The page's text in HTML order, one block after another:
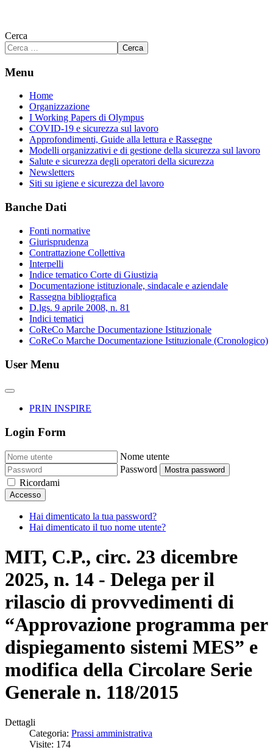
Cerca
Cerca
Menu
Home
Organizzazione
I Working Papers di Olympus
COVID-19 e sicurezza sul lavoro
Approfondimenti, Guide alla lettura e Rassegne
Modelli organizzativi e di gestione della sicurezza sul lavoro
Salute e sicurezza degli operatori della sicurezza
Newsletters
Siti su igiene e sicurezza del lavoro
Banche Dati
Fonti normative
Giurisprudenza
Contrattazione Collettiva
Interpelli
Indice tematico Corte di Giustizia
Documentazione istituzionale, sindacale e aziendale
Rassegna bibliografica
D.lgs. 9 aprile 2008, n. 81
Indici tematici
CoReCo Marche Documentazione Istituzionale
CoReCo Marche Documentazione Istituzionale (Cronologico)
User Menu
PRIN INSPIRE
Login Form
Nome utente
Password
Mostra password
Ricordami
Accesso
Hai dimenticato la tua password?
Hai dimenticato il tuo nome utente?
MIT, C.P., circ. 23 dicembre
2025, n. 14 - Delega per il
rilascio di provvedimenti di
“Approvazione programma per
dispiegamento sistemi MES” e
modifica della Circolare Serie
Generale n. 118/2015
Dettagli
Categoria: Prassi amministrativa
Visite: 174